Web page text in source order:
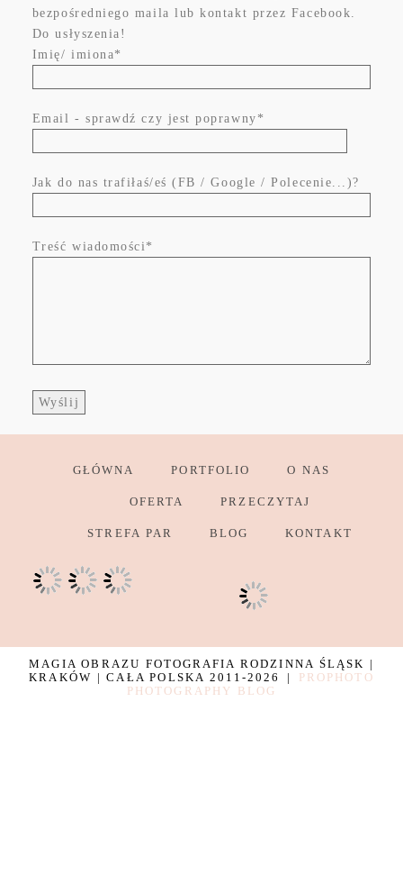
bezpośredniego maila lub kontakt przez Facebook.
Do usłyszenia!
Imię/ imiona
Email - sprawdź czy jest poprawny
Jak do nas trafiłaś/eś (FB / Google / Polecenie...)?
Treść wiadomości
GŁÓWNA PORTFOLIO O NAS
OFERTA PRZECZYTAJ
STREFA PAR BLOG KONTAKT
MAGIA OBRAZU FOTOGRAFIA RODZINNA ŚLĄSK |
KRAKÓW | CAŁA POLSKA 2011-2026
|
PROPHOTO
PHOTOGRAPHY BLOG